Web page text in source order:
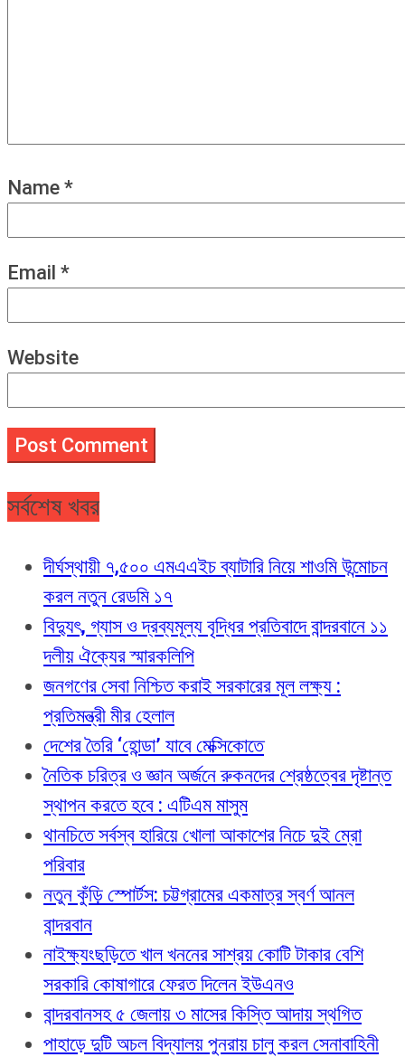
Name *
Email *
Website
সর্বশেষ খবর
দীর্ঘস্থায়ী ৭,৫০০ এমএএইচ ব্যাটারি নিয়ে শাওমি উন্মোচন
করল নতুন রেডমি ১৭
বিদ্যুৎ, গ্যাস ও দ্রব্যমূল্য বৃদ্ধির প্রতিবাদে বান্দরবানে ১১
দলীয় ঐক্যের স্মারকলিপি
জনগণের সেবা নিশ্চিত করাই সরকারের মূল লক্ষ্য :
প্রতিমন্ত্রী মীর হেলাল
দেশের তৈরি ‘হোন্ডা’ যাবে মেক্সিকোতে
নৈতিক চরিত্র ও জ্ঞান অর্জনে রুকনদের শ্রেষ্ঠত্বের দৃষ্টান্ত
স্থাপন করতে হবে : এটিএম মাসুম
থানচিতে সর্বস্ব হারিয়ে খোলা আকাশের নিচে দুই ম্রো
পরিবার
নতুন কুঁড়ি স্পোর্টস: চট্টগ্রামের একমাত্র স্বর্ণ আনল
বান্দরবান
নাইক্ষ্যংছড়িতে খাল খননের সাশ্রয় কোটি টাকার বেশি
সরকারি কোষাগারে ফেরত দিলেন ইউএনও
বান্দরবানসহ ৫ জেলায় ৩ মাসের কিস্তি আদায় স্থগিত
পাহাড়ে দুটি অচল বিদ্যালয় পুনরায় চালু করল সেনাবাহিনী